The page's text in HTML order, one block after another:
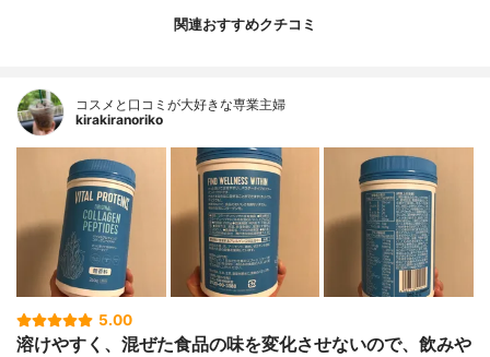
関連おすすめクチコミ
コスメと口コミが大好きな専業主婦
kirakiranoriko
5.00
溶けやすく、混ぜた食品の味を変化させないので、飲みや